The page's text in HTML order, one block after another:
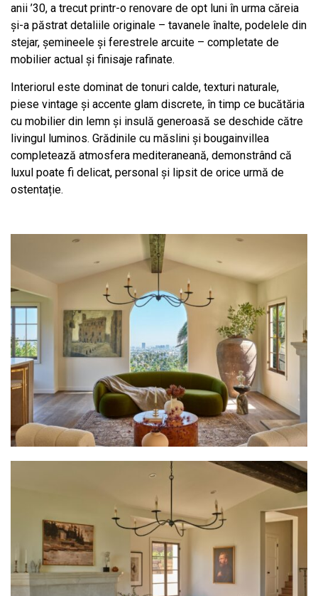
anii ’30, a trecut printr-o renovare de opt luni în urma căreia
și-a păstrat detaliile originale – tavanele înalte, podelele din
stejar, șemineele și ferestrele arcuite – completate de
mobilier actual și finisaje rafinate.
Interiorul este dominat de tonuri calde, texturi naturale,
piese vintage și accente glam discrete, în timp ce bucătăria
cu mobilier din lemn și insulă generoasă se deschide către
livingul luminos. Grădinile cu măslini și bougainvillea
completează atmosfera mediteraneană, demonstrând că
luxul poate fi delicat, personal și lipsit de orice urmă de
ostentație.